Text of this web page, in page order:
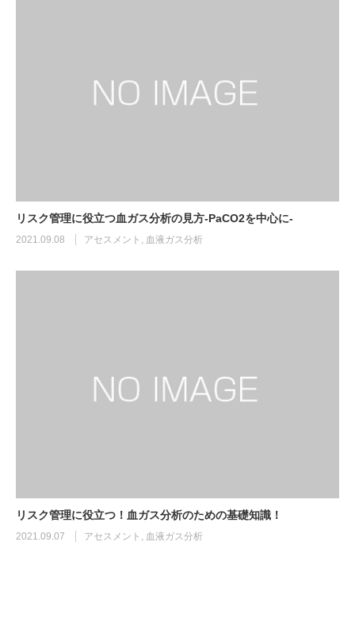
リスク管理に役立つ血ガス分析の見方-PaCO2を中心に-
2021.09.08 アセスメント , 血液ガス分析
リスク管理に役立つ！血ガス分析のための基礎知識！
2021.09.07 アセスメント 血液ガス分析